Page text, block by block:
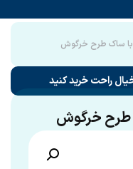
با ساک طرح خرگوش
راحت خرید کنید
طرح خرگوش